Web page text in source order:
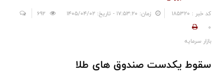
کد خبر : 185320 زمان: ۱۷:۵۳:۲۰ - تاریخ: ۱۴۰۵/۰۴/۰۲
0
بازار سرمایه
سقوط یکدست صندوق های طلا